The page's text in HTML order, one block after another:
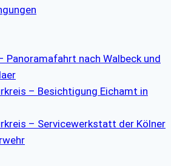
Panoramafahrt nach Walbeck und
– Besichtigung Eichamt in
– Servicewerkstatt der Kölner